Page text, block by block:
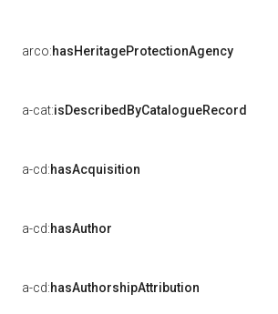
arco:hasHeritageProtectionAgency
a-cat:isDescribedByCatalogueRecord
a-cd:hasAcquisition
a-cd:hasAuthor
a-cd:hasAuthorshipAttribution